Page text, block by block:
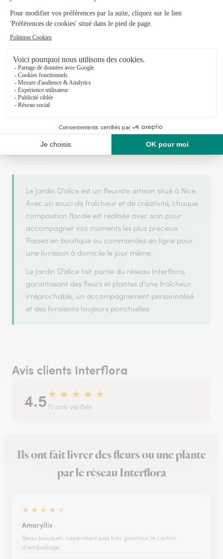
Votre fleuriste artisan à Nice
Le Jardin D’aliceest membre du réseau Interflora et a
obtenu le label
pour sa qualité de
Le Jardin D’alice est un fleuriste artisan situé à Nice.
Avec un souci de fraîcheur et de créativité, chaque
composition florale est réalisée avec soin pour
accompagner vos moments les plus précieux.
Passez en boutique ou commandez en ligne pour
une livraison à domicile le jour même.
Le Jardin D’alice fait partie du réseau Interflora,
garantissant des fleurs et plantes d'une fraîcheur
irréprochable, un accompagnement personnalisé
et des livraisons toujours ponctuelles.
Avis clients Interflora
4.5★ ★ ★ ★ ★
71 avis vérifiés
Ils ont fait livrer des fleurs ou une plante
par le réseau Interflora
★ ★ ★ ★
Amaryllis
Beau bouquet, cependant pas très glamour le carton
d'emballage.